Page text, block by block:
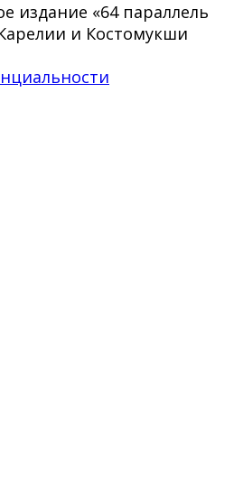
издание «64 параллель
и Костомукши